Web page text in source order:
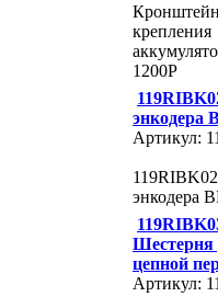
крепления
1200P
энкодера
Артикул:
энкодера
Шестерня
цепной
Артикул: